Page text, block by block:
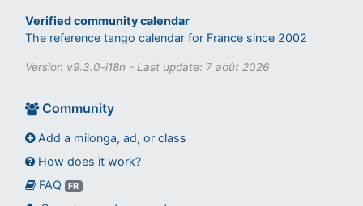
Verified community calendar
The reference tango calendar for France since 2002
Version v9.3.0-i18n - Last update: 7 août 2026
Community
Add a milonga, ad, or class
How does it work?
FAQ
FR
Assistant tango-argentin.fr
Questions sur les milongas, cours et stages